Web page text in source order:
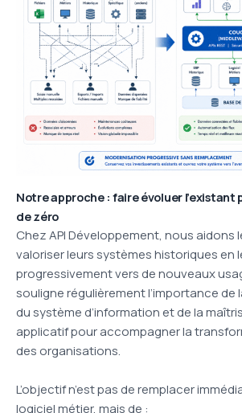
Notre approche : faire évoluer
de zéro
Chez API Développement, nous aidons
valoriser leurs systèmes historiques en
progressivement vers de nouveaux
souligne régulièrement l’importance de
du système d’information et de la
applicatif pour accompagner la
des organisations.
L’objectif n’est pas de remplacer
logiciel métier, mais de :